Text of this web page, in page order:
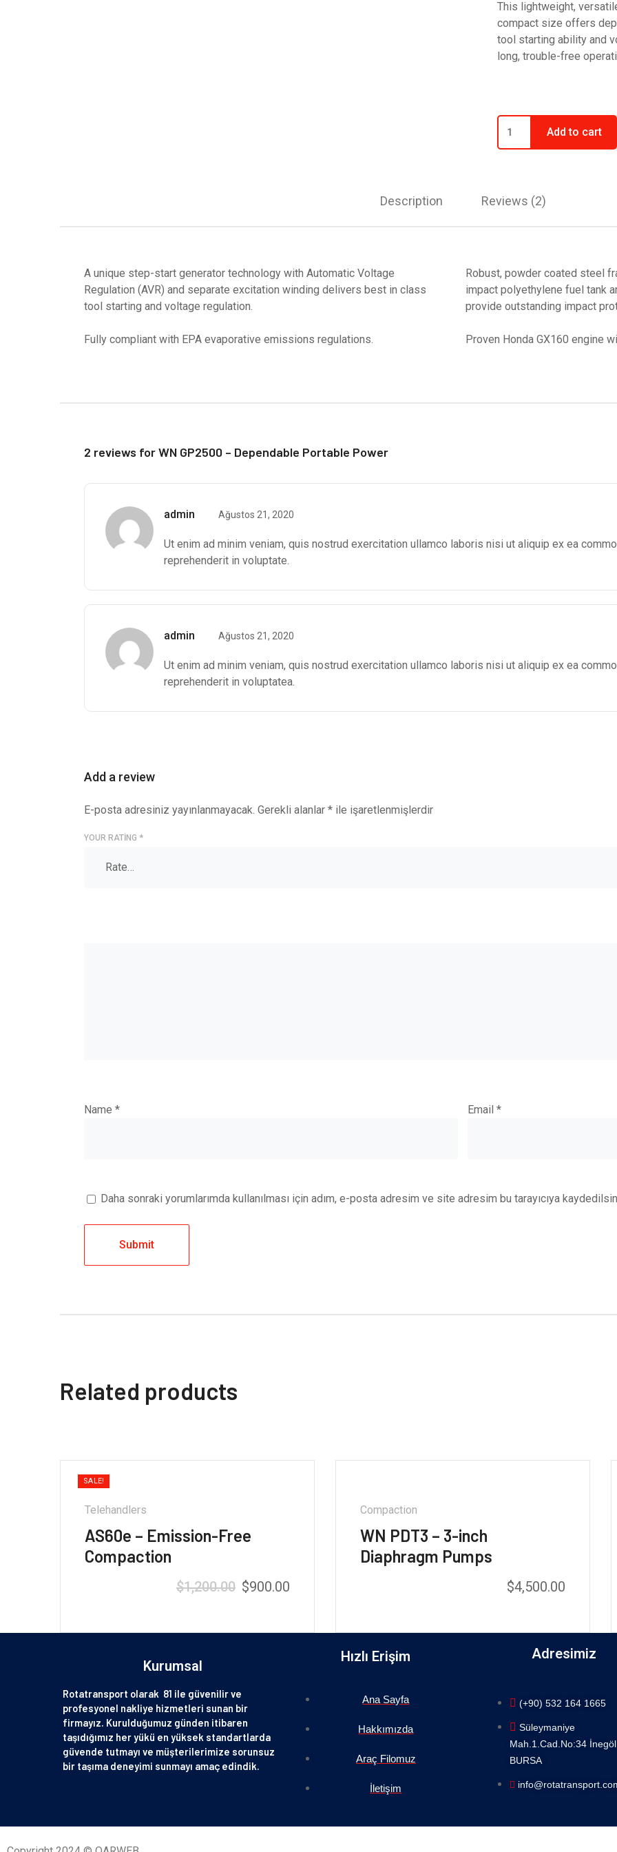
This lightweight,
compact size offers
tool starting ability and
long, trouble-free
Add to cart
Description Reviews (2)
A unique step-start generator technology with Automatic Voltage
Regulation (AVR) and separate excitation winding delivers best in class
tool starting and voltage regulation.
Fully compliant with EPA evaporative emissions regulations.
Robust, powder coated steel
impact polyethylene fuel tank
provide outstanding impact
Proven Honda GX160 engine
2 reviews forWN GP2500 – Dependable Portable Power
admin Ağustos 21, 2020
Ut enim ad minim veniam, quis nostrud exercitation ullamco laboris nisi ut aliquip ex ea
reprehenderit in voluptate.
admin Ağustos 21, 2020
Ut enim ad minim veniam, quis nostrud exercitation ullamco laboris nisi ut aliquip ex ea
reprehenderit in voluptatea.
Add a review
E-posta adresiniz yayınlanmayacak. Gerekli alanlar * ile işaretlenmişlerdir
YOUR RATING *
Name * Email *
Daha sonraki yorumlarımda kullanılması için adım, e-posta adresim ve site adresim bu tarayıcıya
Related products
SALE!
Telehandlers
AS60e – Emission-Free
Compaction
$1,200.00 $900.00
Compaction
WN PDT3 – 3-inch
Diaphragm Pumps
$4,500.00
Kurumsal
Rotatransport olarak 81 ile güvenilir ve
profesyonel nakliye hizmetleri sunan bir
firmayız. Kurulduğumuz günden itibaren
taşıdığımız her yükü en yüksek standartlarda
güvende tutmayı ve müşterilerimize sorunsuz
bir taşıma deneyimi sunmayı amaç edindik.
Hızlı Erişim
Ana Sayfa
Hakkımızda
Araç Filomuz
İletişim
Adresimiz
(+90) 532 164 1665
Süleymaniye
Mah.1.Cad.No:34
BURSA